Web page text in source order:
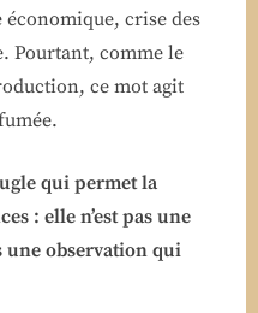
crise des
Pourtant, comme le
ce mot agit
qui permet la
: elle n’est pas une
une observation qui